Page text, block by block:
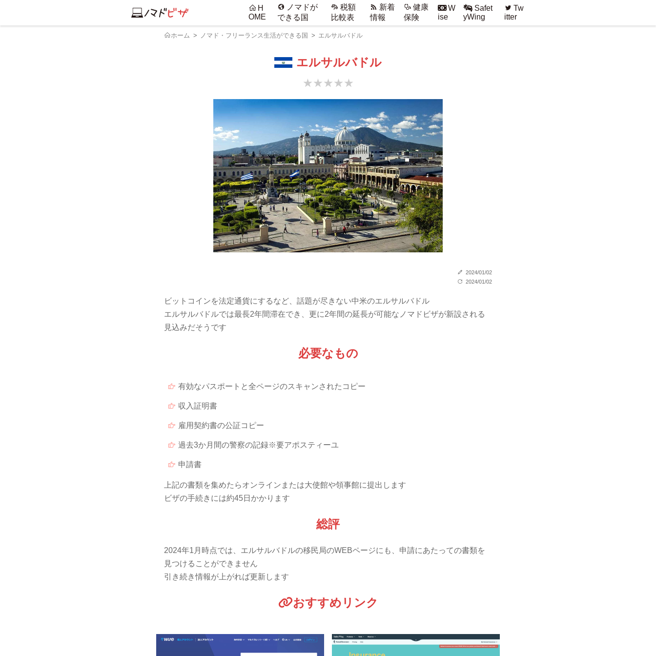
H
OME
ノマドが
できる国
税額
比較表
新着
情報
健康
保険
W
ise
Safet
yWing
Tw
itter
ホーム ノマド・フリーランス生活ができる国 エルサルバドル
エルサルバドル
2024/01/02
2024/01/02
ビットコインを法定通貨にするなど、話題が尽きない中米のエルサルバドル
エルサルバドルでは最長2年間滞在でき、更に2年間の延長が可能なノマドビザが新設される
見込みだそうです
必要なもの
有効なパスポートと全ページのスキャンされたコピー
収入証明書
雇用契約書の公証コピー
過去3か月間の警察の記録※要アポスティーユ
申請書
上記の書類を集めたらオンラインまたは大使館や領事館に提出します
ビザの手続きには約45日かかります
総評
2024年1月時点では、エルサルバドルの移民局のWEBページにも、申請にあたっての書類を
見つけることができません
引き続き情報が上がれば更新します
おすすめリンク